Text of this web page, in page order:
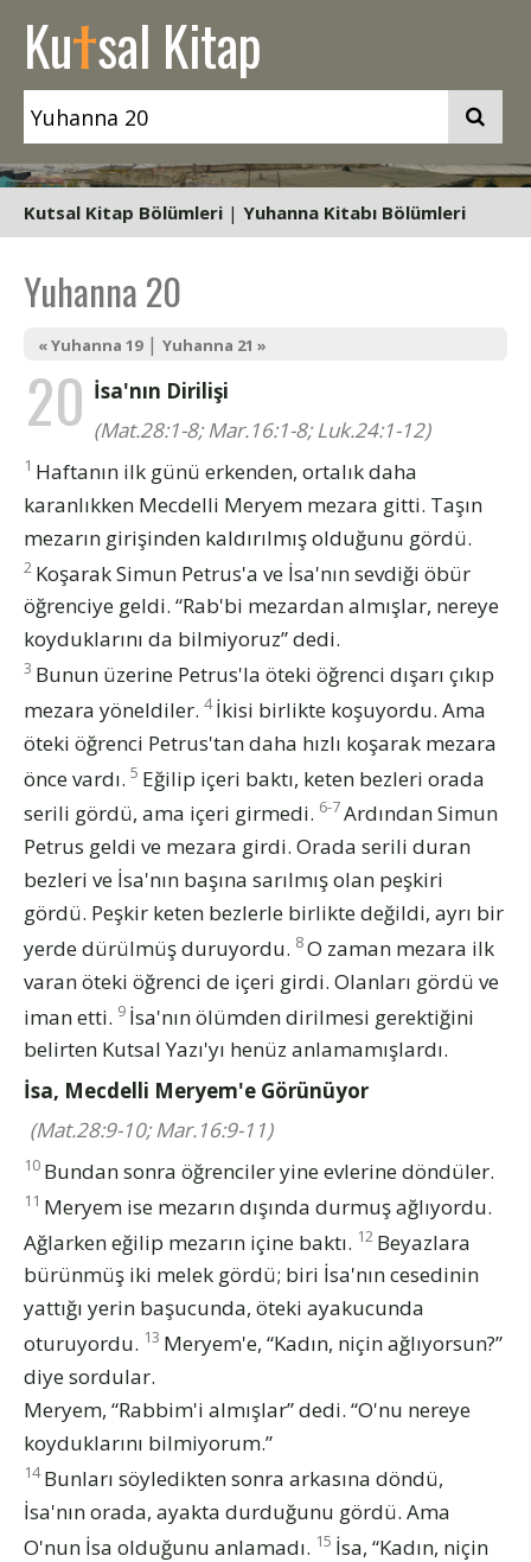
Kutsal Kitap
Kutsal Kitap Bölümleri | Yuhanna Kitabı Bölümleri
Yuhanna 20
« Yuhanna 19| Yuhanna 21 »
20 İsa'nın Dirilişi
(Mat.28:1-8; Mar.16:1-8; Luk.24:1-12)
1 Haftanın ilk günü erkenden, ortalık daha
karanlıkken Mecdelli Meryem mezara gitti. Taşın
mezarın girişinden kaldırılmış olduğunu gördü.
2 Koşarak Simun Petrus'a ve İsa'nın sevdiği öbür
öğrenciye geldi. “Rab'bi mezardan almışlar, nereye
koyduklarını da bilmiyoruz” dedi.
3 Bunun üzerine Petrus'la öteki öğrenci dışarı çıkıp
mezara yöneldiler. 4 İkisi birlikte koşuyordu. Ama
öteki öğrenci Petrus'tan daha hızlı koşarak mezara
önce vardı. 5 Eğilip içeri baktı, keten bezleri orada
serili gördü, ama içeri girmedi. 6-7Ardından Simun
Petrus geldi ve mezara girdi. Orada serili duran
bezleri ve İsa'nın başına sarılmış olan peşkiri
gördü. Peşkir keten bezlerle birlikte değildi, ayrı bir
yerde dürülmüş duruyordu. 8O zaman mezara ilk
varan öteki öğrenci de içeri girdi. Olanları gördü ve
iman etti. 9 İsa'nın ölümden dirilmesi gerektiğini
belirten Kutsal Yazı'yı henüz anlamamışlardı.
İsa, Mecdelli Meryem'e Görünüyor
(Mat.28:9-10; Mar.16:9-11)
10 Bundan sonra öğrenciler yine evlerine döndüler.
11 Meryem ise mezarın dışında durmuş ağlıyordu.
Ağlarken eğilip mezarın içine baktı. 12 Beyazlara
bürünmüş iki melek gördü; biri İsa'nın cesedinin
yattığı yerin başucunda, öteki ayakucunda
oturuyordu. 13 Meryem'e, “Kadın, niçin ağlıyorsun?”
diye sordular.
Meryem, “Rabbim'i almışlar” dedi. “O'nu nereye
koyduklarını bilmiyorum.”
14 Bunları söyledikten sonra arkasına döndü,
İsa'nın orada, ayakta durduğunu gördü. Ama
O'nun İsa olduğunu anlamadı. 15 İsa, “Kadın, niçin